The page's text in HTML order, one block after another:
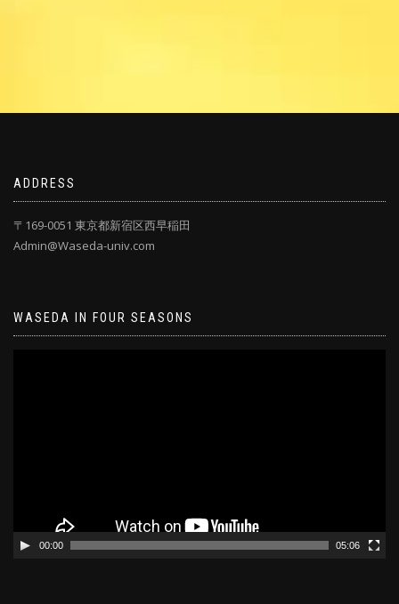
ADDRESS
〒169-0051 東京都新宿区西早稲田
Admin@Waseda-univ.com
WASEDA IN FOUR SEASONS
00:00 05:06